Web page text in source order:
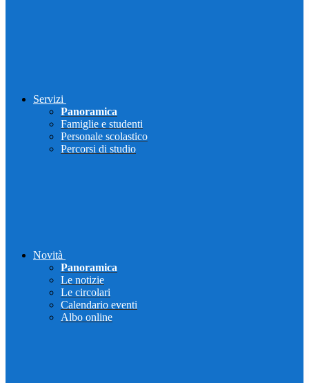
Servizi
Panoramica
Famiglie e studenti
Personale scolastico
Percorsi di studio
Novità
Panoramica
Le notizie
Le circolari
Calendario eventi
Albo online